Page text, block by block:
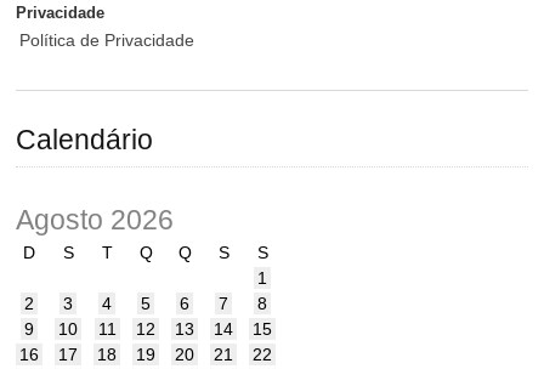
Privacidade
Política de Privacidade
Calendário
Agosto 2026
D S T Q Q S
S
1
2
3 4 5 6 7
8
9
10 11 12 13 14
15
16
17 18 19 20 21
22